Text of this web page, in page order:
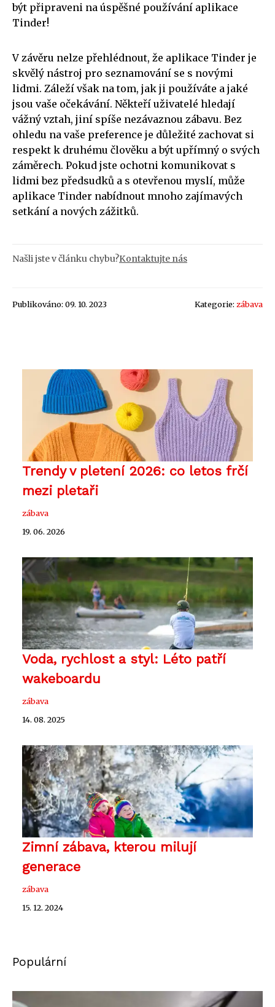
být připraveni na úspěšné používání aplikace
Tinder!
V závěru nelze přehlédnout, že aplikace Tinder je
skvělý nástroj pro seznamování se s novými
lidmi. Záleží však na tom, jak ji používáte a jaké
jsou vaše očekávání. Někteří uživatelé hledají
vážný vztah, jiní spíše nezávaznou zábavu. Bez
ohledu na vaše preference je důležité zachovat si
respekt k druhému člověku a být upřímný o svých
záměrech. Pokud jste ochotni komunikovat s
lidmi bez předsudků a s otevřenou myslí, může
aplikace Tinder nabídnout mnoho zajímavých
setkání a nových zážitků.
Našli jste v článku chybu?Kontaktujte nás
Publikováno: 09. 10. 2023 Kategorie: zábava
Trendy v pletení 2026: co letos frčí
mezi pletaři
zábava
19. 06. 2026
Voda, rychlost a styl: Léto patří
wakeboardu
zábava
14. 08. 2025
Zimní zábava, kterou milují
generace
zábava
15. 12. 2024
Populární